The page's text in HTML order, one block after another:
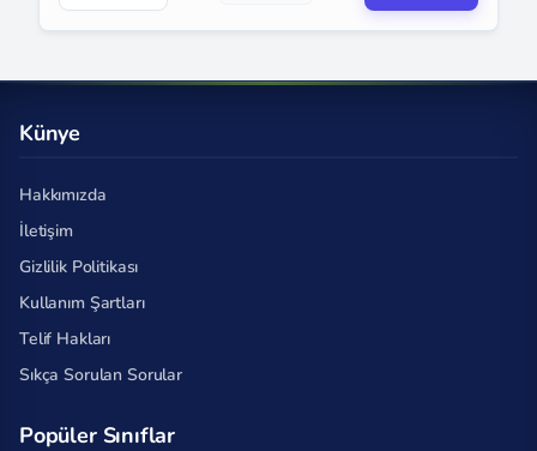
Künye
Hakkımızda
İletişim
Gizlilik Politikası
Kullanım Şartları
Telif Hakları
Sıkça Sorulan Sorular
Popüler Sınıflar